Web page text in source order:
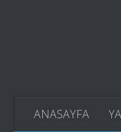
ANASAYFA